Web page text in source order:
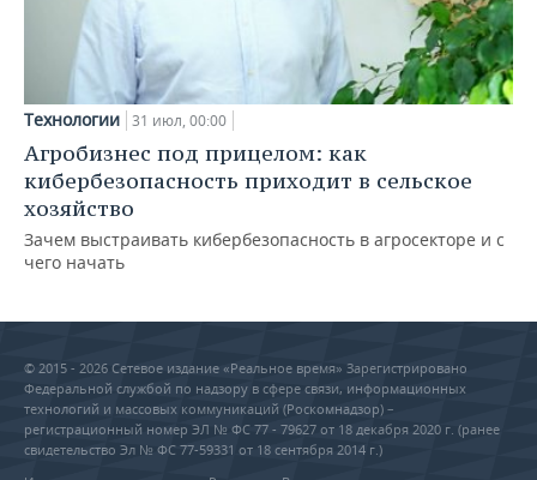
Технологии 31 июл, 00:00
Агробизнес под прицелом: как
кибербезопасность приходит в сельское
хозяйство
Зачем выстраивать кибербезопасность в агросекторе и с
чего начать
© 2015 - 2026 Сетевое издание «Реальное время» Зарегистрировано
Федеральной службой по надзору в сфере связи, информационных
технологий и массовых коммуникаций (Роскомнадзор) –
регистрационный номер ЭЛ № ФС 77 - 79627 от 18 декабря 2020 г. (ранее
свидетельство Эл № ФС 77-59331 от 18 сентября 2014 г.)